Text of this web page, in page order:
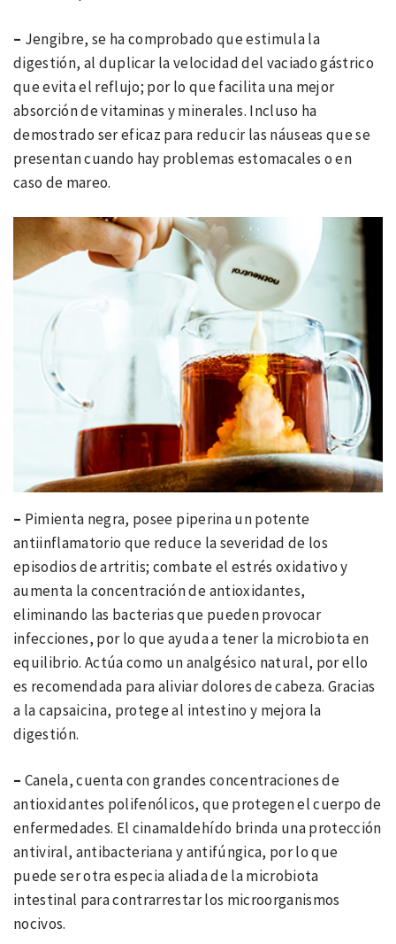
– Jengibre, se ha comprobado que estimula la
digestión, al duplicar la velocidad del vaciado gástrico
que evita el reflujo; por lo que facilita una mejor
absorción de vitaminas y minerales. Incluso ha
demostrado ser eficaz para reducir las náuseas que se
presentan cuando hay problemas estomacales o en
caso de mareo.
– Pimienta negra, posee piperina un potente
antiinflamatorio que reduce la severidad de los
episodios de artritis; combate el estrés oxidativo y
aumenta la concentración de antioxidantes,
eliminando las bacterias que pueden provocar
infecciones, por lo que ayuda a tener la microbiota en
equilibrio. Actúa como un analgésico natural, por ello
es recomendada para aliviar dolores de cabeza. Gracias
a la capsaicina, protege al intestino y mejora la
digestión.
– Canela, cuenta con grandes concentraciones de
antioxidantes polifenólicos, que protegen el cuerpo de
enfermedades. El cinamaldehído brinda una protección
antiviral, antibacteriana y antifúngica, por lo que
puede ser otra especia aliada de la microbiota
intestinal para contrarrestar los microorganismos
nocivos.